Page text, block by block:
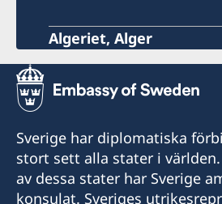
Algeriet, Alger
Sverige har diplomatiska
stort sett alla stater i
av dessa stater har Sverige
konsulat. Sveriges